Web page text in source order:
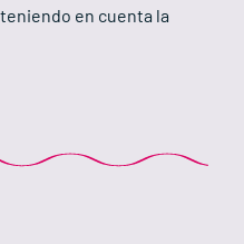
en cuenta la